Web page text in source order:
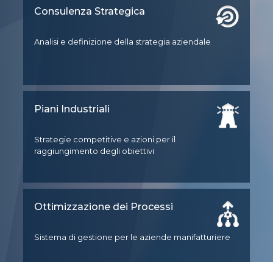
Consulenza Strategica
Analisi e definizione della strategia aziendale
Piani Industriali
Strategie competitive e azioni per il
raggiungimento degli obiettivi
Ottimizzazione dei Processi
Sistema di gestione per le aziende manifatturiere